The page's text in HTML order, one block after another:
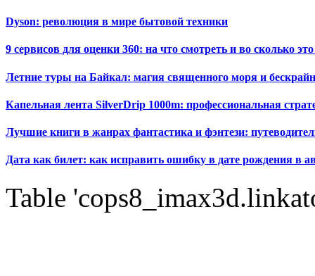
Dyson: революция в мире бытовой техники
9 сервисов для оценки 360: на что смотреть и во сколько это
Летние туры на Байкал: магия священного моря и
Капельная лента SilverDrip 1000m: профессиональная
Лучшие книги в жанрах фантастика и фэнтези:
Дата как билет: как исправить ошибку в дате рождения в
Table